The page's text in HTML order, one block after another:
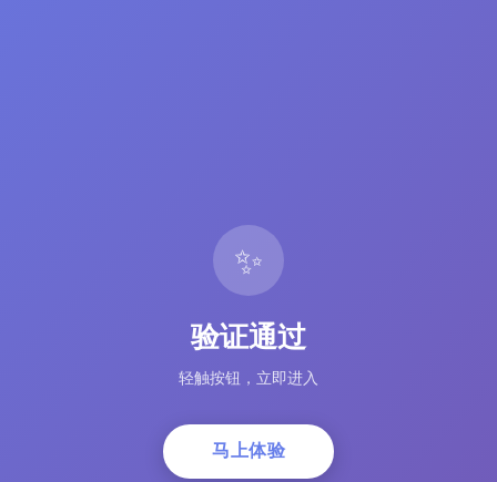
✨
验证通过
轻触按钮，立即进入
马上体验